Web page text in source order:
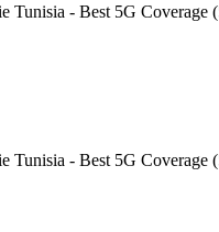
Tunisia - Best 5G Coverage
Tunisia - Best 5G Coverage